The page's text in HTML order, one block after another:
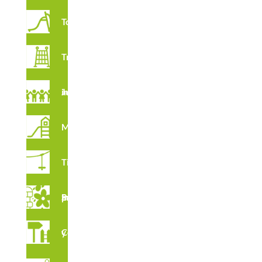
Toboganes
Trepadores
Juegos imaginativos
Multijuegos
Tirolinas
Suelos para Parques Infantiles
Complementos y vallados